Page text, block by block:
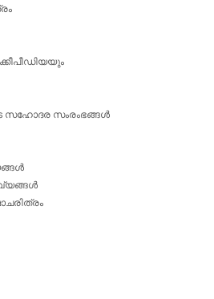
സഹോദര സംരംഭങ്ങള്‍